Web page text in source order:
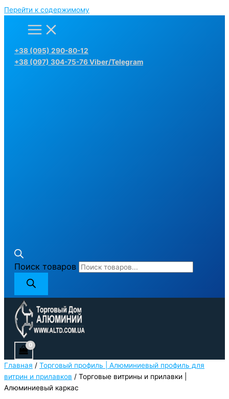
Перейти к содержимому
+38 (095) 290-80-12
+38 (097) 304-75-76 Viber/Telegram
Поиск товаров
Главная / Торговый профиль | Алюминиевый профиль для
витрин и прилавков / Торговые витрины и прилавки |
Алюминиевый каркас